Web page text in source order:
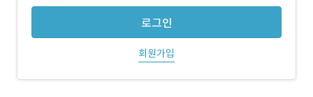
로그인
회원가입